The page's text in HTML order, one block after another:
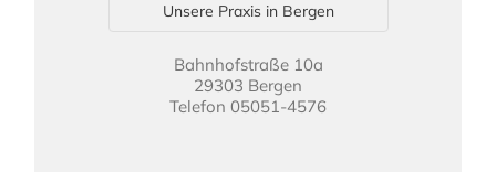
Unsere Praxis in Bergen
Bahnhofstraße 10a
29303 Bergen
Telefon 05051-4576